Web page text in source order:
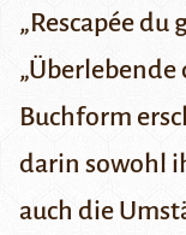
„Rescapée du
„Überlebende
Buchform
darin sowohl
auch die